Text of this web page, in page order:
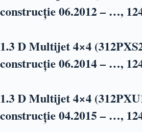
construcție 06.2012 – …,
1.3 D Multijet 4×4
construcție 06.2014 – …,
1.3 D Multijet 4×4
construcție 04.2015 – …,